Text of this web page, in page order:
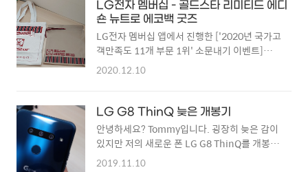
하세요! 다음에 리뷰 포스팅에서 꼼꼼히 다뤄보
도록 하겠습니다.
습니다. 택배 박스를 열어보면 금성 로고가 새겨
진 예쁜 상자가 반겨줍니다, 유리컵은 두개가 들
어있어요! 소주잔 정도의 사이즈로 예상했는데
생각보다 컸습니다. 물론, 절대적으로 그렇게 큰
크기는 아닙니다. 금성 로고 버전 기술의 상징
고, 추가로 [LG 프라엘 신제품 메디헤어&아이
케어 출시 기념 SNS 소문내기 이벤트에도 당첨
되어 "라비다 클렌징폼"..
LG전자 멤버십 - 골드스타 리미티드 에디
숀 뉴트로 에코백 굿즈
LG전자 멤버십 앱에서 진행한 ['2020년 국가고
객만족도 11개 부문 1위' 소문내기 이벤트]에
당첨되어 금성 레트로 에코백을 받았습니다! 추
2020.12.10
LG G8 ThinQ 늦은 개봉기
안녕하세요? Tommy입니다. 굉장히 늦은 감이
있지만 저의 새로운 폰 LG G8 ThinQ를 개봉해
보겠습니다. 박스는 이렇게 생겼고요 구성품으
2019.11.10